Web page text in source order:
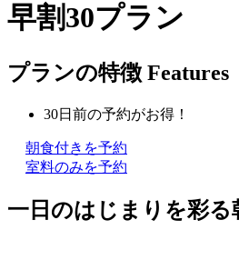
早割30プラン
プランの特徴 Features
30日前の予約がお得！
朝食付きを予約
室料のみを予約
一日のはじまりを彩る